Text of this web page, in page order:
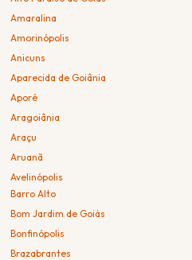
Amaralina
Amorinópolis
Anicuns
Aparecida de Goiânia
Aporé
Aragoiânia
Araçu
Aruanã
Avelinópolis
Barro Alto
Bom Jardim de Goiás
Bonfinópolis
Brazabrantes